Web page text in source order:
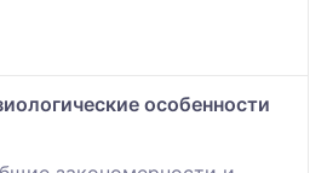
особенности